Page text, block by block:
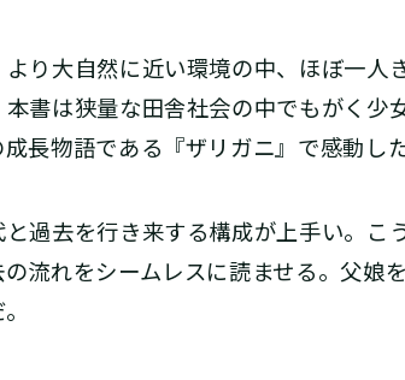
り大自然に近い環境の中、ほぼ一人
書は狭量な田舎社会の中でもがく少
長物語である『ザリガニ』で感動し
過去を行き来する構成が上手い。こ
流れをシームレスに読ませる。父娘